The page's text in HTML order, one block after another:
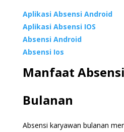
Aplikasi Absensi Android
Aplikasi Absensi IOS
Absensi Android
Absensi Ios
Manfaat
Bulanan
Absensi karyawan bulanan